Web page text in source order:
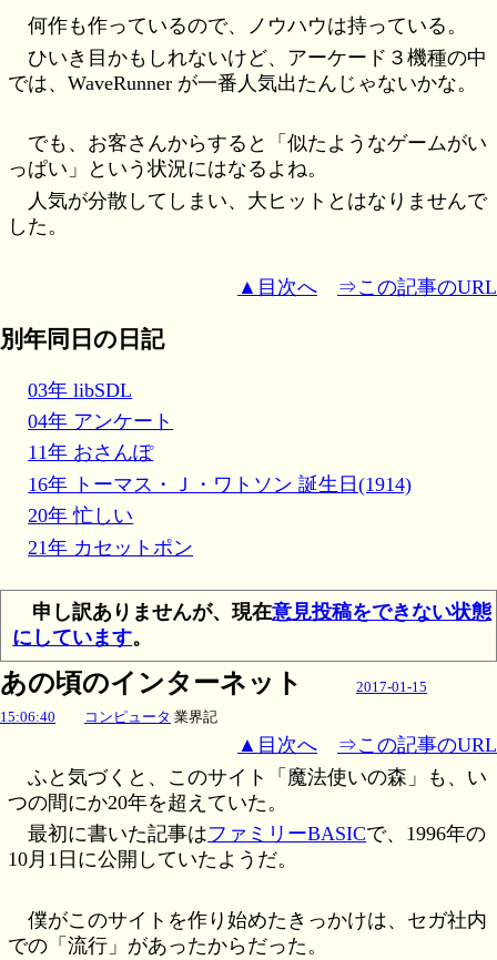
何作も作っているので、ノウハウは持っている。
ひいき目かもしれないけど、アーケード３機種の中
では、WaveRunner が一番人気出たんじゃないかな。
でも、お客さんからすると「似たようなゲームがい
っぱい」という状況にはなるよね。
人気が分散してしまい、大ヒットとはなりませんで
した。
▲目次へ ⇒この記事のURL
別年同日の日記
03年 libSDL
04年 アンケート
11年 おさんぽ
16年 トーマス・Ｊ・ワトソン 誕生日(1914)
20年 忙しい
21年 カセットポン
申し訳ありませんが、現在意見投稿をできない状態
にしています。
あの頃のインターネット
2017-01-15
15:06:40
コンピュータ 業界記
▲目次へ
⇒この記事のURL
ふと気づくと、このサイト「魔法使いの森」も、い
つの間にか20年を超えていた。
最初に書いた記事はファミリーBASICで、1996年の
10月1日に公開していたようだ。
僕がこのサイトを作り始めたきっかけは、セガ社内
での「流行」があったからだった。